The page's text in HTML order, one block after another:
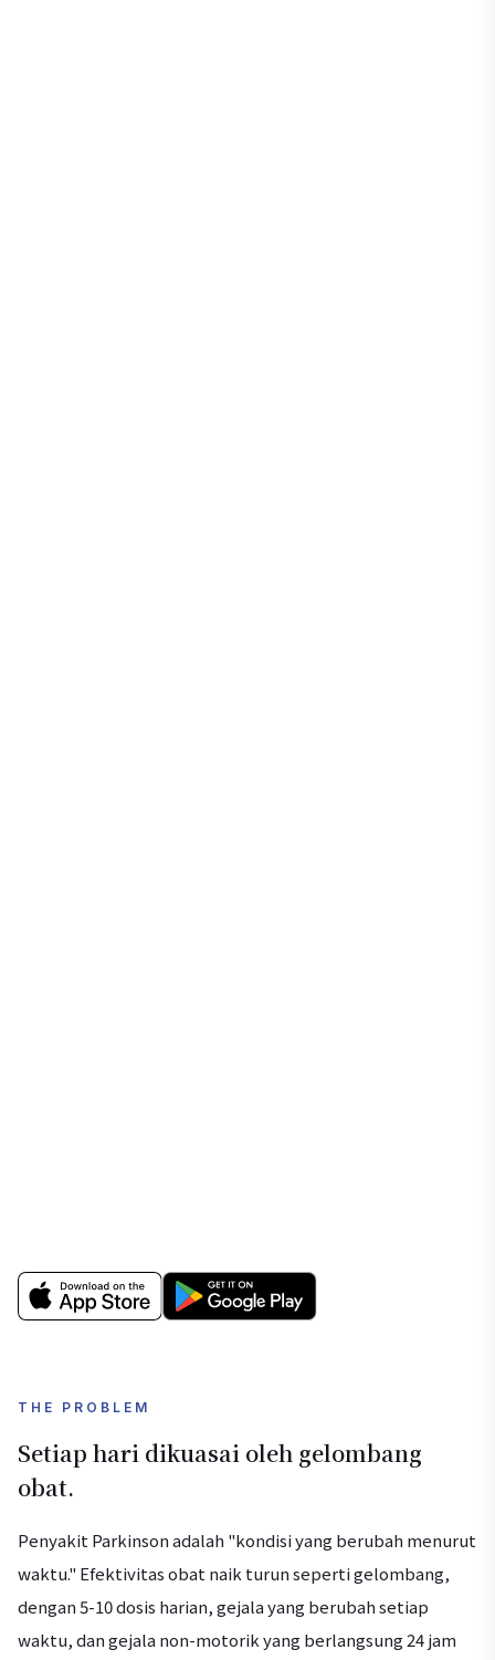
THE PROBLEM
Setiap hari dikuasai oleh gelombang
obat.
Penyakit Parkinson adalah "kondisi yang berubah menurut
waktu." Efektivitas obat naik turun seperti gelombang,
dengan 5-10 dosis harian, gejala yang berubah setiap
waktu, dan gejala non-motorik yang berlangsung 24 jam